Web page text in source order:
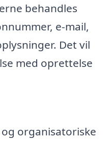
behandles
e-mail,
Det vil
med oprettelse
organisatoriske